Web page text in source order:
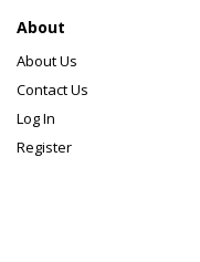
About
About Us
Contact Us
Log In
Register